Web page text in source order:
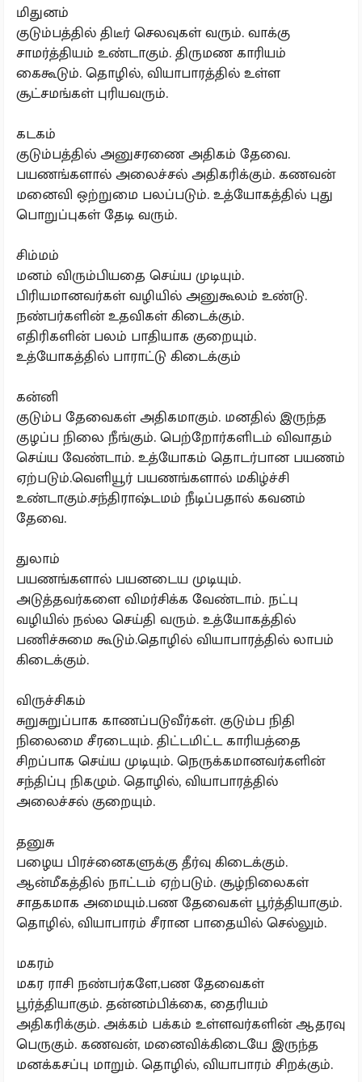
மிதுனம்
குடும்பத்தில் திடீர் செலவுகள் வரும். வாக்கு
சாமர்த்தியம் உண்டாகும். திருமண காரியம்
கைகூடும். தொழில், வியாபாரத்தில் உள்ள
சூட்சமங்கள் புரியவரும்.
கடகம்
குடும்பத்தில் அனுசரணை அதிகம் தேவை.
பயணங்களால் அலைச்சல் அதிகரிக்கும். கணவன்
மனைவி ஒற்றுமை பலப்படும். உத்யோகத்தில் புது
பொறுப்புகள் தேடி வரும்.
சிம்மம்
மனம் விரும்பியதை செய்ய முடியும்.
பிரியமானவர்கள் வழியில் அனுகூலம் உண்டு.
நண்பர்களின் உதவிகள் கிடைக்கும்.
எதிரிகளின் பலம் பாதியாக குறையும்.
உத்யோகத்தில் பாராட்டு கிடைக்கும்
கன்னி
குடும்ப தேவைகள் அதிகமாகும். மனதில் இருந்த
குழப்ப நிலை நீங்கும். பெற்றோர்களிடம் விவாதம்
செய்ய வேண்டாம். உத்யோகம் தொடர்பான பயணம்
ஏற்படும்.வெளியூர் பயணங்களால் மகிழ்ச்சி
உண்டாகும்.சந்திராஷ்டமம் நீடிப்பதால் கவனம்
தேவை.
துலாம்
பயணங்களால் பயனடைய முடியும்.
அடுத்தவர்களை விமர்சிக்க வேண்டாம். நட்பு
வழியில் நல்ல செய்தி வரும். உத்யோகத்தில்
பணிச்சுமை கூடும்.தொழில் வியாபாரத்தில் லாபம்
கிடைக்கும்.
விருச்சிகம்
சுறுசுறுப்பாக காணப்படுவீர்கள். குடும்ப நிதி
நிலைமை சீரடையும். திட்டமிட்ட காரியத்தை
சிறப்பாக செய்ய முடியும். நெருக்கமானவர்களின்
சந்திப்பு நிகழும். தொழில், வியாபாரத்தில்
அலைச்சல் குறையும்.
தனுசு
பழைய பிரச்னைகளுக்கு தீர்வு கிடைக்கும்.
ஆன்மீகத்தில் நாட்டம் ஏற்படும். சூழ்நிலைகள்
சாதகமாக அமையும்.பண தேவைகள் பூர்த்தியாகும்.
தொழில், வியாபாரம் சீரான பாதையில் செல்லும்.
மகரம்
மகர ராசி நண்பர்களே,பண தேவைகள்
பூர்த்தியாகும். தன்னம்பிக்கை, தைரியம்
அதிகரிக்கும். அக்கம் பக்கம் உள்ளவர்களின் ஆதரவு
பெருகும். கணவன், மனைவிக்கிடையே இருந்த
மனக்கசப்பு மாறும். தொழில், வியாபாரம் சிறக்கும்.